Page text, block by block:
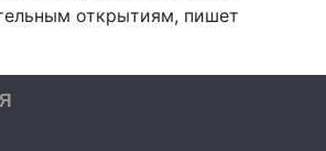
открытиям, пишет